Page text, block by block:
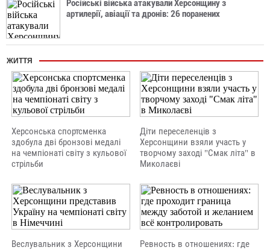
Російські війська атакували Херсонщину з
артилерії, авіації та дронів: 26 поранених
ЖИТТЯ
Херсонська спортсменка
здобула дві бронзові медалі
на чемпіонаті світу з кульової
стрільби
Діти переселенців з
Херсонщини взяли участь у
творчому заході "Смак літа" в
Миколаєві
Веслувальник з Херсонщини Ревность в отношениях: где